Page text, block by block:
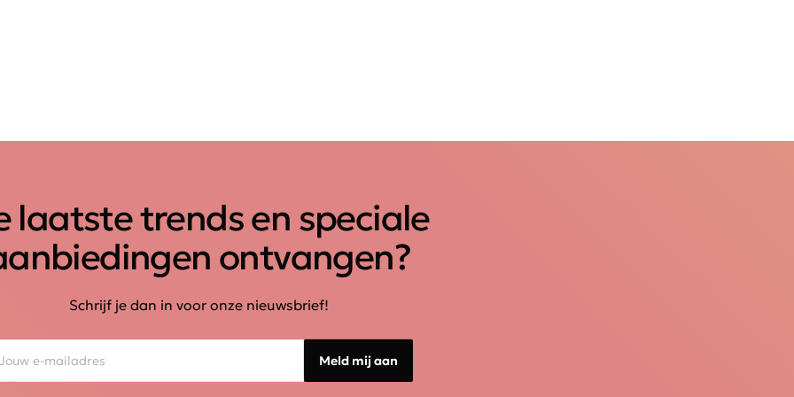
laatste trends en speciale
ontvangen?
Schrijf je dan in voor onze nieuwsbrief!
Meld mij aan